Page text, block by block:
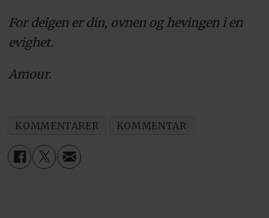
For deigen er din, ovnen og hevingen i en
evighet.
Amour.
KOMMENTARER KOMMENTAR